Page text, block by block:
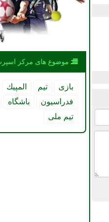
موضوع های مركز
بازی تیم المپیك
فدراسیون
باشگاه
تیم ملی